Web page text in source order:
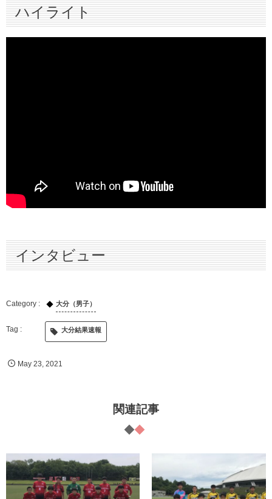
ハイライト
インタビュー
大分（男子）
大分結果速報
May 23 ,2021
関連記事